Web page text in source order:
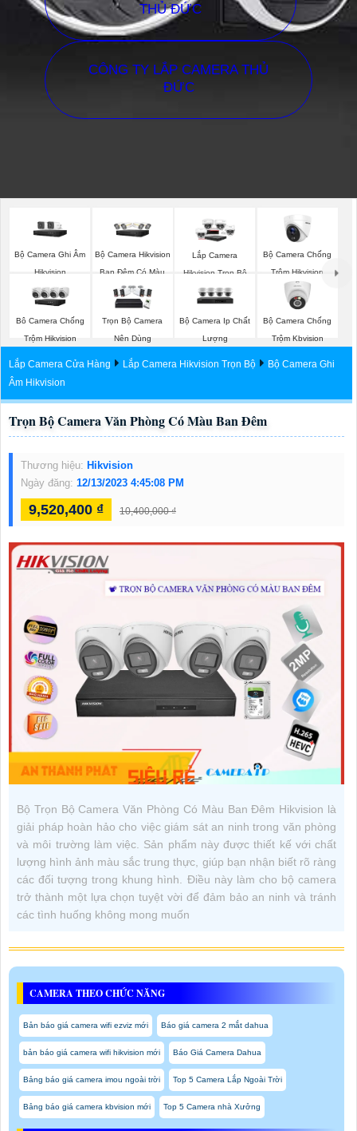
THỦ ĐỨC
CÔNG TY LẮP CAMERA THỦ
ĐỨC
Bộ Camera Ghi Âm
Hikvision
Bộ Camera Hikvision
Ban Đêm Có Màu
Lắp Camera
Hikvision Trọn Bộ
Bộ Camera Chống
Trộm Hikvision
Bô Camera Chống
Trộm Hikvision
Trọn Bộ Camera
Nên Dùng
Bộ Camera Ip Chất
Lượng
Bộ Camera Chống
Trộm Kbvision
Lắp Camera Cửa Hàng Lắp Camera Hikvision Trọn Bộ
Bộ Camera Ghi
Âm Hikvision
Trọn Bộ Camera Văn Phòng Có Màu Ban Đêm
Thương hiệu: Hikvision
Ngày đăng: 12/13/2023 4:45:08 PM
9,520,400 ₫ 10,400,000 ₫
Bộ Trọn Bộ Camera Văn Phòng Có Màu Ban Đêm Hikvision là
giải pháp hoàn hảo cho việc giám sát an ninh trong văn phòng
và môi trường làm việc. Sản phẩm này được thiết kế với chất
lượng hình ảnh màu sắc trung thực, giúp bạn nhận biết rõ ràng
các đối tượng trong khung hình. Điều này làm cho bộ camera
trở thành một lựa chọn tuyệt vời để đảm bảo an ninh và tránh
các tình huống không mong muốn
CAMERA THEO CHỨC NĂNG
Bản báo giá camera wifi ezviz mới Báo giá camera 2 mắt dahua
bản báo giá camera wifi hikvision mới Báo Giá Camera Dahua
Bảng báo giá camera imou ngoài trời Top 5 Camera Lắp Ngoài Trời
Bảng báo giá camera kbvision mới Top 5 Camera nhà Xưởng